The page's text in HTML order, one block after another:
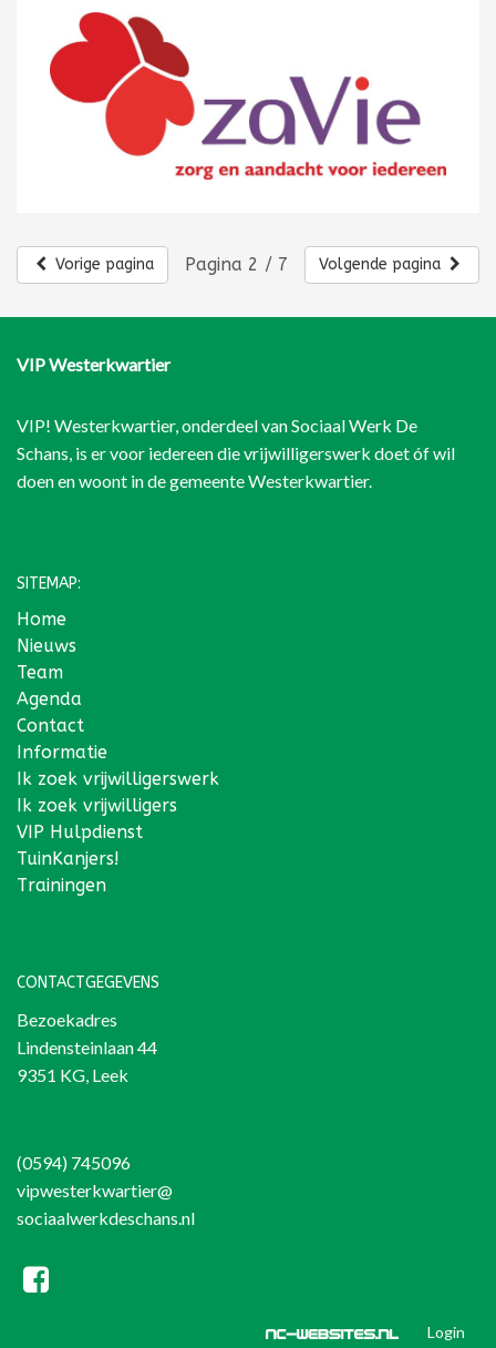
Vorige pagina Pagina 2 / 7 Volgende pagina
VIP Westerkwartier
VIP! Westerkwartier, onderdeel vanSociaal Werk De
Schans, is er voor iedereen die vrijwilligerswerk doet óf wil
doen en woont in de gemeente Westerkwartier.
SITEMAP:
Home
Nieuws
Team
Agenda
Contact
Informatie
Ik zoek vrijwilligerswerk
Ik zoek vrijwilligers
VIP Hulpdienst
TuinKanjers!
Trainingen
CONTACTGEGEVENS
Bezoekadres
Lindensteinlaan 44
9351 KG, Leek
(0594) 745096
vipwesterkwartier@
sociaalwerkdeschans.nl
Login